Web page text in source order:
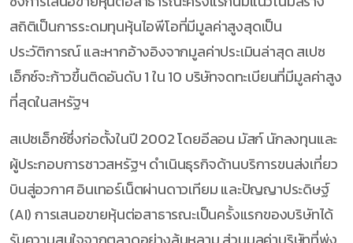
สถิติเป็นการระดมทุนหุ้นไอพีโอที่มีมูลค่าสูงสุดเป็น
ประวัติการณ์ และหากอ้างอิงจากมูลค่าประเมินล่าสุด สเปซ
เอ็กซ์จะก้าวขึ้นติดอันดับ 1 ใน 10 บริษัทจดทะเบียนที่มีมูลค่าสูง
ที่สุดในสหรัฐฯ
สเปซเอ็กซ์ซึ่งก่อตั้งในปี 2002 โดยอีลอน มัสก์ นักลงทุนและ
ผู้ประกอบการชาวสหรัฐฯ ดำเนินธุรกิจด้านบริการขนส่งเที่ยว
บินสู่อวกาศ อินเทอร์เน็ตผ่านดาวเทียม และปัญญาประดิษฐ์
(AI) การเสนอขายหุ้นต่อสาธารณะเป็นครั้งแรกของบริษัทได้